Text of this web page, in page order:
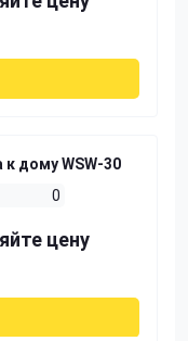
к дому WSW-30
0
цену